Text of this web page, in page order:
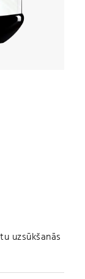
uzsūkšanās